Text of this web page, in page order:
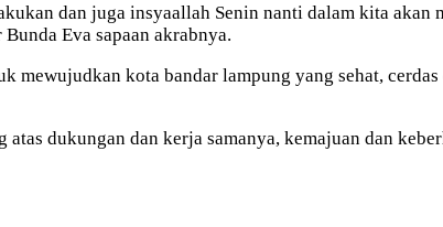
dan juga insyaallah Senin nanti dalam kita akan
Eva sapaan akrabnya.
mewujudkan kota bandar lampung yang sehat, cerdas
dukungan dan kerja samanya, kemajuan dan